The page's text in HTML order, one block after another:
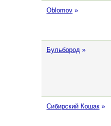
Oblomov »
Бульбород »
Сибирский Кошак »